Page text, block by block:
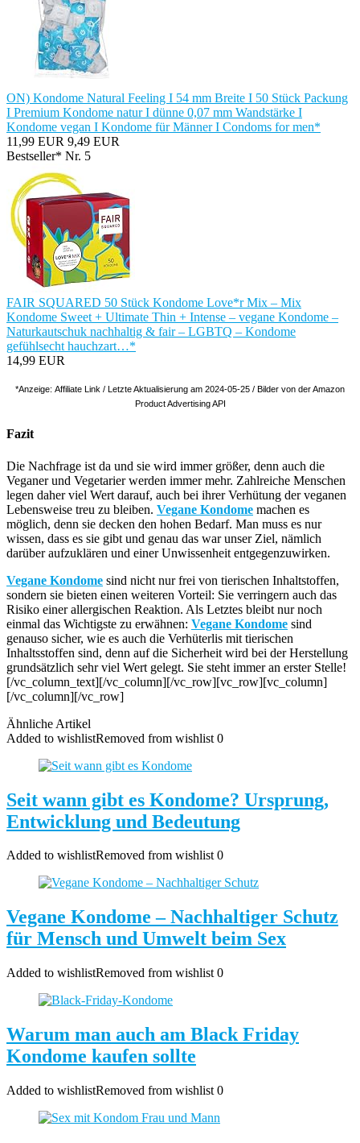
ON) Kondome Natural Feeling I 54 mm Breite I 50 Stück Packung
I Premium Kondome natur I dünne 0,07 mm Wandstärke I
Kondome vegan I Kondome für Männer I Condoms for men*
11,99 EUR 9,49 EUR
Bestseller* Nr. 5
FAIR SQUARED 50 Stück Kondome Love*r Mix – Mix
Kondome Sweet + Ultimate Thin + Intense – vegane Kondome –
Naturkautschuk nachhaltig & fair – LGBTQ – Kondome
gefühlsecht hauchzart…*
14,99 EUR
*Anzeige: Affiliate Link / Letzte Aktualisierung am 2024-05-25 / Bilder von der Amazon
Product Advertising API
Fazit
Die Nachfrage ist da und sie wird immer größer, denn auch die
Veganer und Vegetarier werden immer mehr. Zahlreiche Menschen
legen daher viel Wert darauf, auch bei ihrer Verhütung der veganen
Lebensweise treu zu bleiben. Vegane Kondome machen es
möglich, denn sie decken den hohen Bedarf. Man muss es nur
wissen, dass es sie gibt und genau das war unser Ziel, nämlich
darüber aufzuklären und einer Unwissenheit entgegenzuwirken.
Vegane Kondome sind nicht nur frei von tierischen Inhaltstoffen,
sondern sie bieten einen weiteren Vorteil: Sie verringern auch das
Risiko einer allergischen Reaktion. Als Letztes bleibt nur noch
einmal das Wichtigste zu erwähnen: Vegane Kondome sind
genauso sicher, wie es auch die Verhüterlis mit tierischen
Inhaltsstoffen sind, denn auf die Sicherheit wird bei der Herstellung
grundsätzlich sehr viel Wert gelegt. Sie steht immer an erster Stelle!
[/vc_column_text][/vc_column][/vc_row][vc_row][vc_column]
[/vc_column][/vc_row]
Ähnliche Artikel
Added to wishlistRemoved from wishlist 0
Seit wann gibt es Kondome? Ursprung,
Entwicklung und Bedeutung
Added to wishlistRemoved from wishlist 0
Vegane Kondome – Nachhaltiger Schutz
für Mensch und Umwelt beim Sex
Added to wishlistRemoved from wishlist 0
Warum man auch am Black Friday
Kondome kaufen sollte
Added to wishlistRemoved from wishlist 0